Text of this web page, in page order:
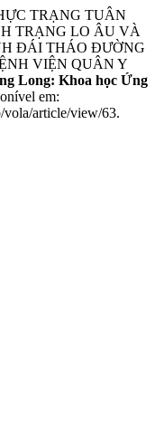
TRẠNG TUÂN
TRẠNG LO ÂU VÀ
ĐÁI THÁO ĐƯỜNG
VIỆN QUÂN Y
Long: Khoa học Ứng
em:
vola/article/view/63.